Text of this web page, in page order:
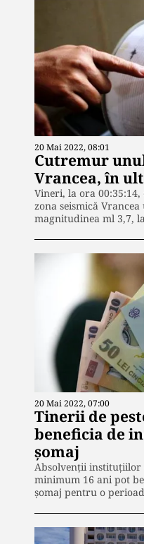
20 Mai 2022, 08:01
Cutremur
Vrancea, în
Vineri, la ora
zona seismică
magnitudinea ml 3,7,
20 Mai 2022, 07:00
Tinerii de
beneficia de
șomaj
Absolvenţii instituţiilor
minimum 16 ani pot
şomaj pentru o